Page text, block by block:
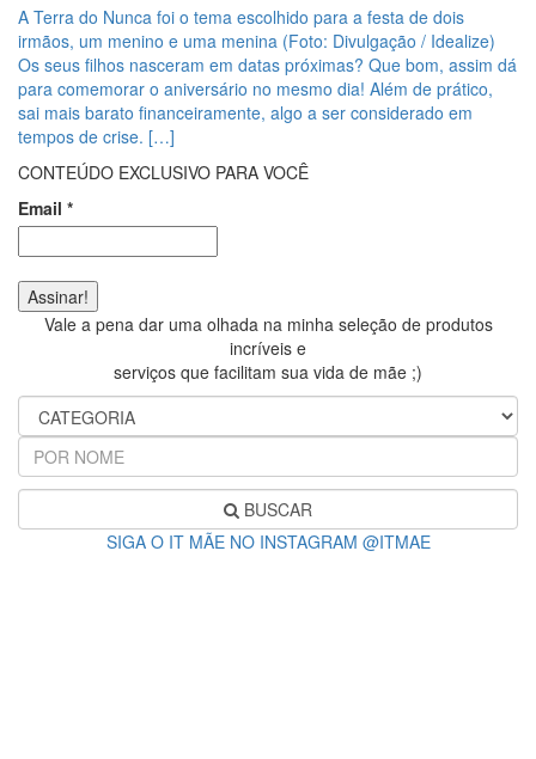
A Terra do Nunca foi o tema escolhido para a festa de dois
irmãos, um menino e uma menina (Foto: Divulgação / Idealize)
Os seus filhos nasceram em datas próximas? Que bom, assim dá
para comemorar o aniversário no mesmo dia! Além de prático,
sai mais barato financeiramente, algo a ser considerado em
tempos de crise. […]
CONTEÚDO EXCLUSIVO PARA VOCÊ
Email *
Vale a pena dar uma olhada na minha seleção de produtos
incríveis e
serviços que facilitam sua vida de mãe ;)
BUSCAR
SIGA O IT MÃE NO INSTAGRAM @ITMAE